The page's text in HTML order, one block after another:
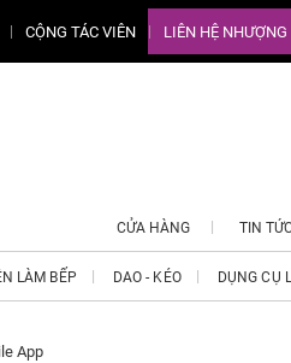
CỘNG TÁC VIÊN LIÊN HỆ NHƯỢNG
CỬA HÀNG TIN
LÀM BẾP DAO - KÉO DỤNG CỤ
App